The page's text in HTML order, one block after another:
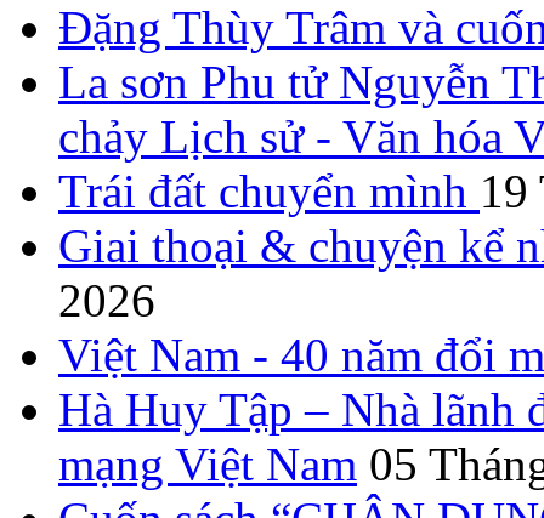
Đặng Thùy Trâm và
La sơn Phu tử Nguyễn
chảy Lịch sử - Văn hóa
Trái đất chuyển mình 19
Giai thoại & chuyện kể
2026
Việt Nam - 40 năm đổi
Hà Huy Tập – Nhà lãnh
mạng Việt Nam 05